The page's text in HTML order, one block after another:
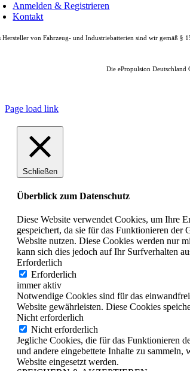
Anmelden & Registrieren
Kontakt
Hersteller von Fahrzeug- und Industriebatterien sind wir gemäß §
Die ePropulsion Deutschland
Page load link
Schließen
Überblick zum Datenschutz
Diese Website verwendet Cookies, um Ihre
gespeichert, da sie für das Funktionieren
Website nutzen. Diese Cookies werden nur
kann sich dies jedoch auf Ihr Surfverhalten
Erforderlich
Erforderlich
immer aktiv
Notwendige Cookies sind für das
Website gewährleisten. Diese Cookies
Nicht erforderlich
Nicht erforderlich
Jegliche Cookies, die für das Funktionieren
und andere eingebettete Inhalte zu
Website eingesetzt werden.